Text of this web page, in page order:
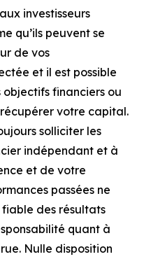
investisseurs
qu’ils peuvent se
de vos
et il est possible
objectifs financiers ou
votre capital.
solliciter les
indépendant et à
et de votre
passées ne
des résultats
quant à
Nulle disposition